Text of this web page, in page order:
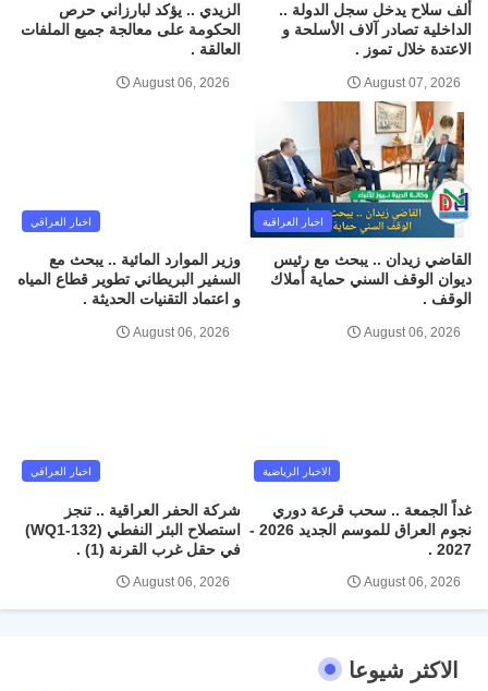
ألف سلاح يدخل سجل الدولة ..
الداخلية تصادر آلاف الأسلحة و
الاعتدة خلال تموز .
August 07, 2026
الزيدي .. يؤكد لبارزاني حرص
الحكومة على معالجة جميع الملفات
العالقة .
August 06, 2026
اخبار العراقية
القاضي زيدان .. يبحث مع رئيس
ديوان الوقف السني حماية أملاك
الوقف .
August 06, 2026
اخبار العراقي
وزير الموارد المائية .. يبحث مع
السفير البريطاني تطوير قطاع المياه
و اعتماد التقنيات الحديثة .
August 06, 2026
الاخبار الرياضية
غداً الجمعة .. سحب قرعة دوري
نجوم العراق للموسم الجديد 2026 -
2027 .
August 06, 2026
اخبار العراقي
شركة الحفر العراقية .. تنجز
استصلاح البئر النفطي (WQ1-132)
في حقل غرب القرنة (1) .
August 06, 2026
الاكثر شيوعا